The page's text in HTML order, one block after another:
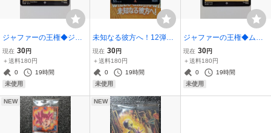
ジャファーの王権◆ジャ
ファー74/204 JA8弾ロル
カナの大サルタン◆スー
パーレアSRドリームボー
ン魔法使いヴィランズ王
現在 30円
＋送料180円
0
19時間
未使用
未知なる彼方へ！12弾◆
エドナモード149/204 JA1
2スーパースーツデザイナ
ー◆レアR仲間発明家ディ
ズニーDisneyロルカナLor
現在 30円
＋送料180円
0
19時間
未使用
ジャファーの王権◆ムー
ラン全速前進141/204 JA8
弾ストーリーボーンヒー
ロープリンセス◆スーパ
ーレアSRディズニーDisn
現在 30円
＋送料180円
0
19時間
未使用
NEW NEW